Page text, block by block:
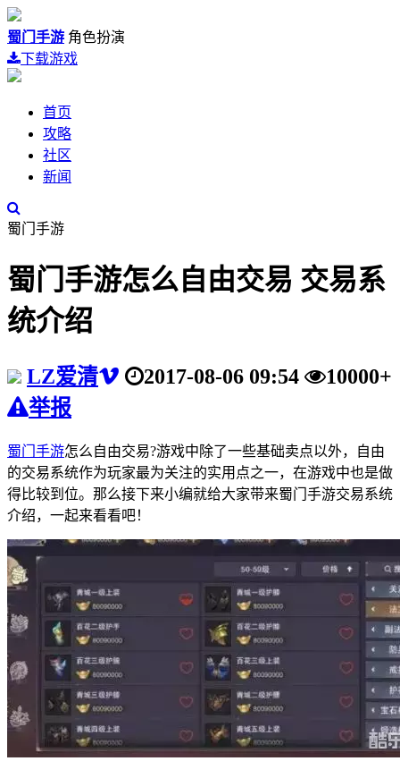
蜀门手游 角色扮演
下载游戏
首页
攻略
社区
新闻
蜀门手游
蜀门手游怎么自由交易 交易系
统介绍
LZ爱清 2017-08-06 09:54
10000+
举报
蜀门手游怎么自由交易?游戏中除了一些基础卖点以外，自由
的交易系统作为玩家最为关注的实用点之一，在游戏中也是做
得比较到位。那么接下来小编就给大家带来蜀门手游交易系统
介绍，一起来看看吧！